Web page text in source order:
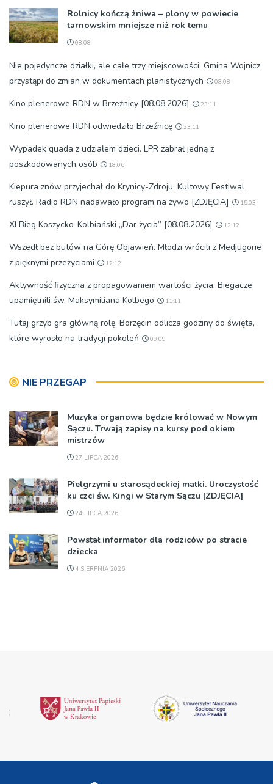
Rolnicy kończą żniwa – plony w powiecie
tarnowskim mniejsze niż rok temu
08:08
Nie pojedyncze działki, ale całe trzy miejscowości. Gmina Wojnicz
przystąpi do zmian w dokumentach planistycznych
08:08
Kino plenerowe RDN w Brzeźnicy [08.08.2026] 23:11
Kino plenerowe RDN odwiedziło Brzeźnicę 23:11
Wypadek quada z udziałem dzieci. LPR zabrał jedną z
poszkodowanych osób
18:06
Kiepura znów przyjechał do Krynicy-Zdroju. Kultowy Festiwal
ruszył. Radio RDN nadawało program na żywo [ZDJĘCIA]
15:03
XI Bieg Koszycko-Kolbiański „Dar życia” [08.08.2026] 12:12
Wszedł bez butów na Górę Objawień. Młodzi wrócili z Medjugorie
z pięknymi przeżyciami
12:12
Aktywność fizyczna z propagowaniem wartości życia. Biegacze
upamiętnili św. Maksymiliana Kolbego
11:11
Tutaj grzyb gra główną rolę. Borzęcin odlicza godziny do święta,
które wyrosło na tradycji pokoleń
09:09
NIE PRZEGAP
Muzyka organowa będzie królować w Nowym
Sączu. Trwają zapisy na kursy pod okiem
mistrzów
27 LIPCA 2026
Pielgrzymi u starosądeckiej matki. Uroczystość
ku czci św. Kingi w Starym Sączu [ZDJĘCIA]
24 LIPCA 2026
Powstał informator dla rodziców po stracie
dziecka
4 SIERPNIA 2026